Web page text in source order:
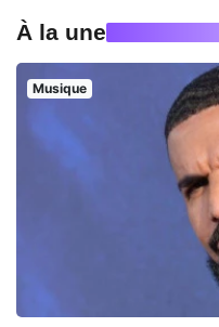
À la une
Musique